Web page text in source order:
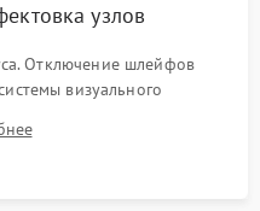
узлов
Отключение шлейфов
визуального
полетного контроллера,
моторов на